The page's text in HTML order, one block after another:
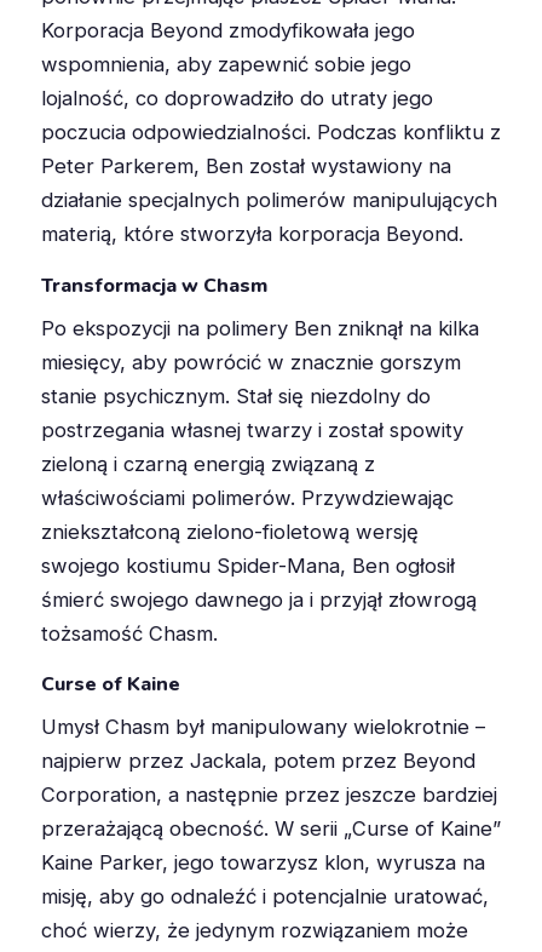
Korporacja Beyond zmodyfikowała jego
wspomnienia, aby zapewnić sobie jego
lojalność, co doprowadziło do utraty jego
poczucia odpowiedzialności. Podczas konfliktu z
Peter Parkerem, Ben został wystawiony na
działanie specjalnych polimerów manipulujących
materią, które stworzyła korporacja Beyond.
Transformacja w Chasm
Po ekspozycji na polimery Ben zniknął na kilka
miesięcy, aby powrócić w znacznie gorszym
stanie psychicznym. Stał się niezdolny do
postrzegania własnej twarzy i został spowity
zieloną i czarną energią związaną z
właściwościami polimerów. Przywdziewając
zniekształconą zielono-fioletową wersję
swojego kostiumu Spider-Mana, Ben ogłosił
śmierć swojego dawnego ja i przyjął złowrogą
tożsamość Chasm.
Curse of Kaine
Umysł Chasm był manipulowany wielokrotnie –
najpierw przez Jackala, potem przez Beyond
Corporation, a następnie przez jeszcze bardziej
przerażającą obecność. W serii „Curse of Kaine”
Kaine Parker, jego towarzysz klon, wyrusza na
misję, aby go odnaleźć i potencjalnie uratować,
choć wierzy, że jedynym rozwiązaniem może